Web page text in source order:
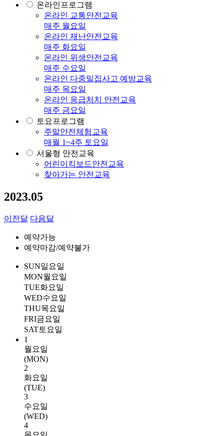
온라인프로그램
온라인 교통안전교육
매주 월요일
온라인 재난안전교육
매주 화요일
온라인 위생안전교육
매주 수요일
온라인 다중밀집사고 예방교육
매주 목요일
온라인 응급처치 안전교육
매주 금요일
토요프로그램
주말안전체험교육
매월 1~4주 토요일
서울형 안전교육
어린이킥보드안전교육
찾아가는 안전교육
2023.05
이전달 다음달
예약가능
예약마감/예약불가
SUN일요일
MON월요일
TUE화요일
WED수요일
THU목요일
FRI금요일
SAT토요일
1
월요일
(MON)
2
화요일
(TUE)
3
수요일
(WED)
4